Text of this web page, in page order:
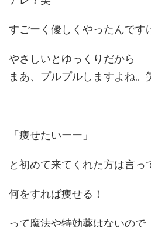
すごーく優しくやったんです
やさしいとゆっくりだから
まあ、プルプルしますよね。
「痩せたいーー」
と初めて来てくれた方は言っ
何をすれば痩せる！
って魔法や特効薬はないので